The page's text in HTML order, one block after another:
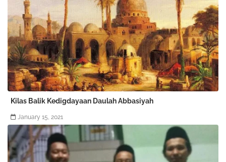
Kilas Balik Kedigdayaan Daulah Abbasiyah
January 15, 2021